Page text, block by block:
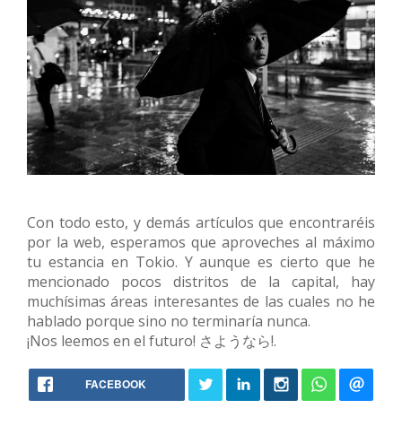
Con todo esto, y demás artículos que encontraréis
por la web, esperamos que aproveches al máximo
tu estancia en Tokio. Y aunque es cierto que he
mencionado pocos distritos de la capital, hay
muchísimas áreas interesantes de las cuales no he
hablado porque sino no terminaría nunca.
¡Nos leemos en el futuro! さようなら!.
FACEBOOK